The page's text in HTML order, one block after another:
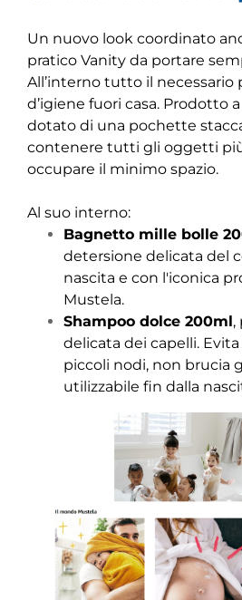
Un nuovo look coordinato
pratico Vanity da portare
All’interno tutto il necessario
d’igiene fuori casa. Prodotto
dotato di una pochette
contenere tutti gli oggetti
occupare il minimo spazio.
Al suo interno:
Bagnetto mille bolle
detersione delicata del
nascita e con l'iconica
Mustela.
Shampoo dolce 200ml,
delicata dei capelli.
piccoli nodi, non brucia
utilizzabile fin dalla